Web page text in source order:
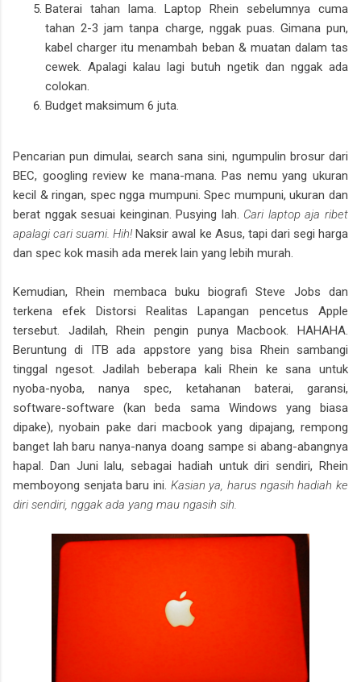
Baterai tahan lama. Laptop Rhein sebelumnya cuma
tahan 2-3 jam tanpa charge, nggak puas. Gimana pun,
kabel charger itu menambah beban & muatan dalam tas
cewek. Apalagi kalau lagi butuh ngetik dan nggak ada
colokan.
Budget maksimum 6 juta.
Pencarian pun dimulai, search sana sini, ngumpulin brosur dari
BEC, googling review ke mana-mana. Pas nemu yang ukuran
kecil & ringan, spec ngga mumpuni. Spec mumpuni, ukuran dan
berat nggak sesuai keinginan. Pusying lah. Cari laptop aja ribet
apalagi cari suami. Hih! Naksir awal ke Asus, tapi dari segi harga
dan spec kok masih ada merek lain yang lebih murah.
Kemudian, Rhein membaca buku biografi Steve Jobs dan
terkena efek Distorsi Realitas Lapangan pencetus Apple
tersebut. Jadilah, Rhein pengin punya Macbook. HAHAHA.
Beruntung di ITB ada appstore yang bisa Rhein sambangi
tinggal ngesot. Jadilah beberapa kali Rhein ke sana untuk
nyoba-nyoba, nanya spec, ketahanan baterai, garansi,
software-software (kan beda sama Windows yang biasa
dipake), nyobain pake dari macbook yang dipajang, rempong
banget lah baru nanya-nanya doang sampe si abang-abangnya
hapal. Dan Juni lalu, sebagai hadiah untuk diri sendiri, Rhein
memboyong senjata baru ini. Kasian ya, harus ngasih hadiah ke
diri sendiri, nggak ada yang mau ngasih sih.